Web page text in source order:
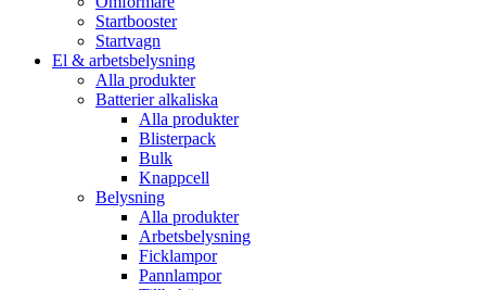
Startbooster
Startvagn
El & arbetsbelysning
Alla produkter
Batterier alkaliska
Alla produkter
Blisterpack
Bulk
Knappcell
Belysning
Alla produkter
Arbetsbelysning
Ficklampor
Pannlampor